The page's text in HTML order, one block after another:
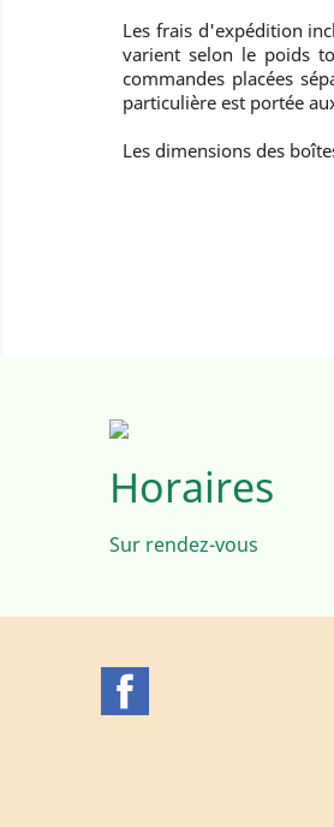
Les frais d'expédition
varient selon le poids
commandes placées
particulière est portée
Les dimensions des
Horaires
Sur rendez-vous